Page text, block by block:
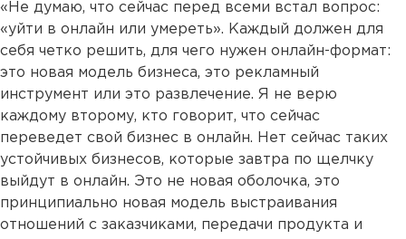
«Не думаю, что сейчас перед всеми встал вопрос:
«уйти в онлайн или умереть». Каждый должен для
себя четко решить, для чего нужен онлайн-формат:
это новая модель бизнеса, это рекламный
инструмент или это развлечение. Я не верю
каждому второму, кто говорит, что сейчас
переведет свой бизнес в онлайн. Нет сейчас таких
устойчивых бизнесов, которые завтра по щелчку
выйдут в онлайн. Это не новая оболочка, это
принципиально новая модель выстраивания
отношений с заказчиками, передачи продукта и